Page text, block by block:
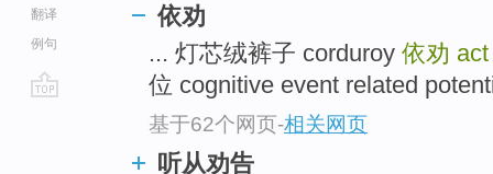
翻译
例句
依劝
... 灯芯绒裤子 corduroy 依劝
位 cognitive event related
基于62个网页-相关网页
听从劝告